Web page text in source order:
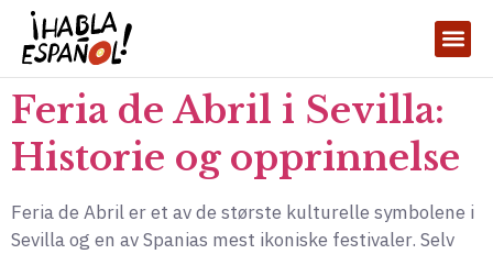
Feria de Abril i Sevilla:
Historie og opprinnelse
Feria de Abril er et av de største kulturelle symbolene i
Sevilla og en av Spanias mest ikoniske festivaler. Selv